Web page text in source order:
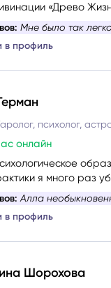
«Древо
и эзотерики,
понять себя,
проблемных
Мне было так
в профиль
психолог,
онлайн
я много раз
о состоянии
карты, а
Алла
в профиль
Шорохова